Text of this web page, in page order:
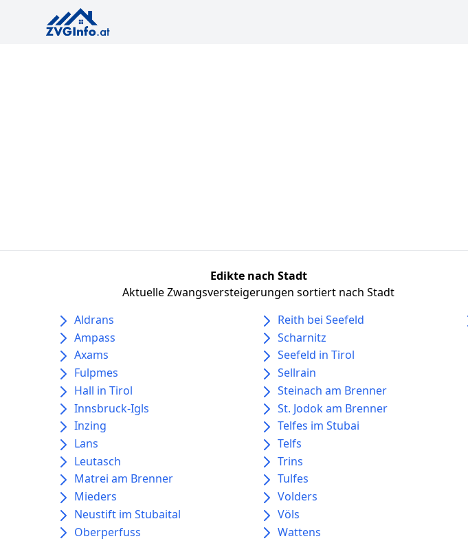
Edikte nach Stadt
Aktuelle Zwangsversteigerungen sortiert nach Stadt
Aldrans
Ampass
Axams
Fulpmes
Hall in Tirol
Innsbruck-Igls
Inzing
Lans
Leutasch
Matrei am Brenner
Mieders
Neustift im Stubaital
Oberperfuss
Reith bei Seefeld
Scharnitz
Seefeld in Tirol
Sellrain
Steinach am Brenner
St. Jodok am Brenner
Telfes im Stubai
Telfs
Trins
Tulfes
Volders
Völs
Wattens